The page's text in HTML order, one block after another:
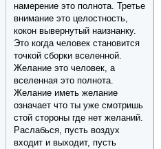
намерение это полнота. Третье
внимание это целостность,
кокон вывернутый наизнанку.
Это когда человек становится
точкой сборки вселенной.
Желание это человек, а
вселенная это полнота.
Желание иметь желание
означает что ты уже смотришь
стой стороны где нет желаний.
Раслабься, пусть воздух
входит и выходит, пусть